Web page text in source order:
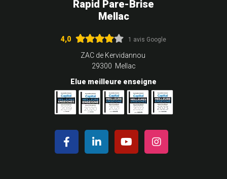
Rapid Pare-Brise
Mellac
4,0 1 avis Google
ZAC de Kervidannou
29300 Mellac
Elue meilleure enseigne